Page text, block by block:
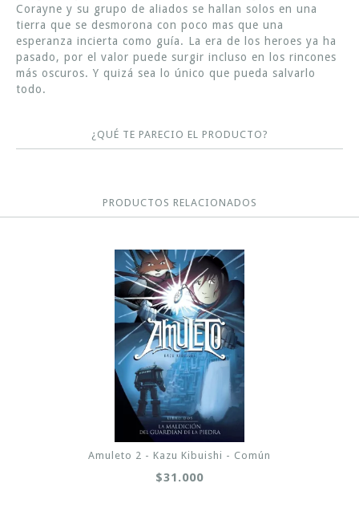
Corayne y su grupo de aliados se hallan solos en una
tierra que se desmorona con poco mas que una
esperanza incierta como guía. La era de los heroes ya ha
pasado, por el valor puede surgir incluso en los rincones
más oscuros. Y quizá sea lo único que pueda salvarlo
todo.
¿QUÉ TE PARECIO EL PRODUCTO?
PRODUCTOS RELACIONADOS
Amuleto 2 - Kazu Kibuishi - Común
$31.000